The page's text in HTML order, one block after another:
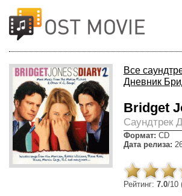
Все
Дневник
Bridget
Cаундтрек
Формат: CD
Дата релиза:
Рейтинг: 7.0/10